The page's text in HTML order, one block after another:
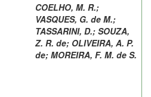
COELHO, M. R.;
VASQUES, G. de M.;
TASSARINI, D.; SOUZA,
Z. R. de; OLIVEIRA, A. P.
de; MOREIRA, F. M. de S.